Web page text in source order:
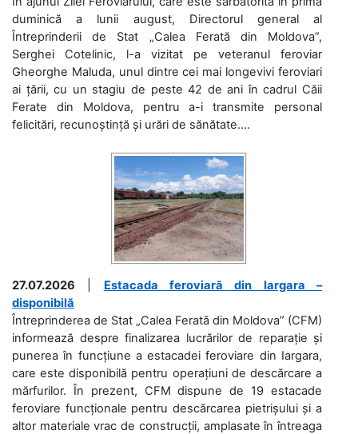
duminică a lunii august, Directorul general al
Întreprinderii de Stat „Calea Ferată din Moldova”,
Serghei Cotelinic, l-a vizitat pe veteranul feroviar
Gheorghe Maluda, unul dintre cei mai longevivi feroviari
ai țării, cu un stagiu de peste 42 de ani în cadrul Căii
Ferate din Moldova, pentru a-i transmite personal
felicitări, recunoștință și urări de sănătate....
27.07.2026
Estacada feroviară din Iargara –
disponibilă
Întreprinderea de Stat „Calea Ferată din Moldova” (CFM)
informează despre finalizarea lucrărilor de reparație și
punerea în funcțiune a estacadei feroviare din Iargara,
care este disponibilă pentru operațiuni de descărcare a
mărfurilor. În prezent, CFM dispune de 19 estacade
feroviare funcționale pentru descărcarea pietrișului și a
altor materiale vrac de construcții, amplasate în întreaga